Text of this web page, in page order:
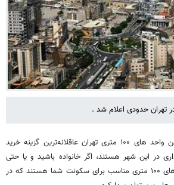
تهران حدودی اعلام شد .
به گزارش خبرگزاری خبرانلاین واحد های ۱۰۰ متری تهران عاقلانه‌ترین گزینه خرید
در این شهر هستند، اگر خانواده باشید و یا حتی
مجرد باشید، واحد آپارتمان های ۱۰۰ متری مناسب برای سکونت شما هستند که در